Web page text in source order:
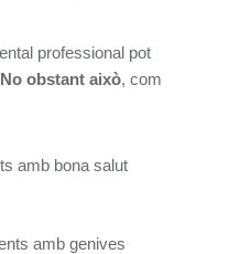
professional pot
No obstant això, com
amb bona salut
amb genives